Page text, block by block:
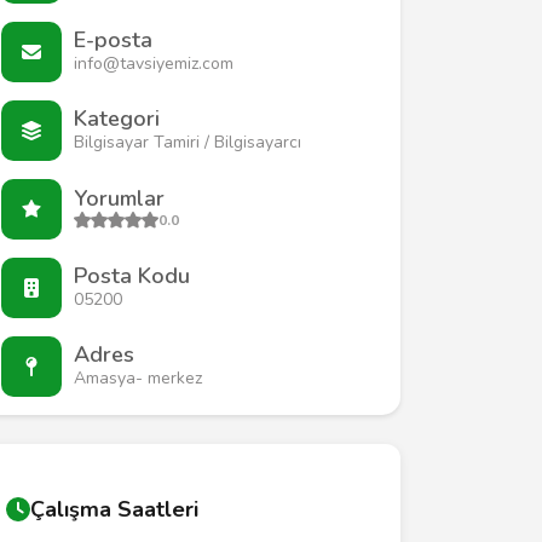
E-posta
info@tavsiyemiz.com
Kategori
Bilgisayar Tamiri / Bilgisayarcı
Yorumlar
0.0
Posta Kodu
05200
Adres
Amasya- merkez
Çalışma Saatleri